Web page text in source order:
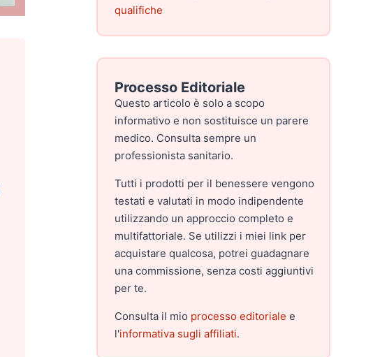
qualifiche
Processo Editoriale
Questo articolo è solo a scopo
informativo e non sostituisce un parere
medico. Consulta sempre un
professionista sanitario.
Tutti i prodotti per il benessere vengono
testati e valutati in modo indipendente
utilizzando un approccio completo e
multifattoriale. Se utilizzi i miei link per
acquistare qualcosa, potrei guadagnare
una commissione, senza costi aggiuntivi
per te.
Consulta il mio processo editoriale e
l'informativa sugli affiliati.